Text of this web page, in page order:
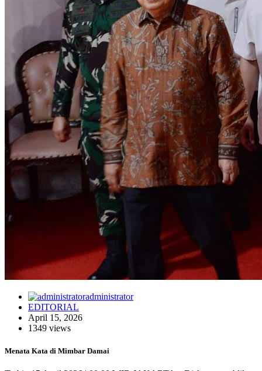
administrator
EDITORIAL
April 15, 2026
1349 views
Menata Kata di Mimbar Damai